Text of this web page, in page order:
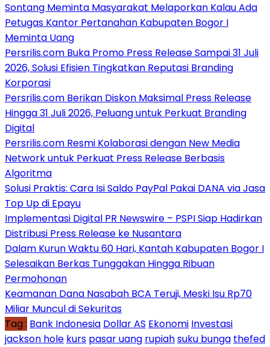
Sontang Meminta Masyarakat Melaporkan Kalau Ada
Petugas Kantor Pertanahan Kabupaten Bogor I
Meminta Uang
Persrilis.com Buka Promo Press Release Sampai 31 Juli
2026, Solusi Efisien Tingkatkan Reputasi Branding
Korporasi
Persrilis.com Berikan Diskon Maksimal Press Release
Hingga 31 Juli 2026, Peluang untuk Perkuat Branding
Digital
Persrilis.com Resmi Kolaborasi dengan New Media
Network untuk Perkuat Press Release Berbasis
Algoritma
Solusi Praktis: Cara Isi Saldo PayPal Pakai DANA via Jasa
Top Up di Epayu
Implementasi Digital PR Newswire – PSPI Siap Hadirkan
Distribusi Press Release ke Nusantara
Dalam Kurun Waktu 60 Hari, Kantah Kabupaten Bogor I
Selesaikan Berkas Tunggakan Hingga Ribuan
Permohonan
Keamanan Dana Nasabah BCA Teruji, Meski Isu Rp70
Miliar Muncul di Sekuritas
Tag : Bank Indonesia Dollar AS Ekonomi Investasi
jackson hole kurs pasar uang rupiahsuku bunga thefed